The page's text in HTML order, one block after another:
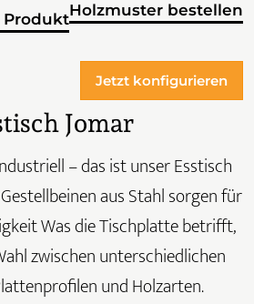
Holzmuster bestellen
Produkt
Jetzt konfigurieren
Jomar
– das ist unser Esstisch
aus Stahl sorgen für
Was die Tischplatte betrifft,
zwischen unterschiedlichen
und Holzarten.